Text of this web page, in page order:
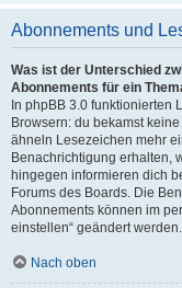
Abonnements und
Was ist der Unterschied
Abonnements für ein
In phpBB 3.0 funktionierten
Browsern: du bekamst
ähneln Lesezeichen mehr
Benachrichtigung erhalten,
hingegen informieren dich
Forums des Boards. Die
Abonnements können im
einstellen“ geändert werden.
Nach oben